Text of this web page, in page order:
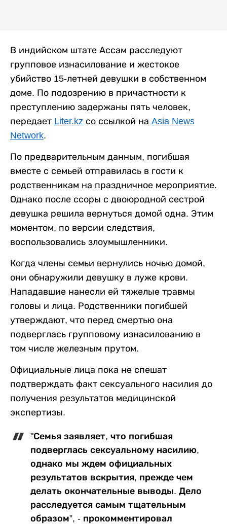
В индийском штате Ассам расследуют
групповое изнасилование и жестокое
убийство 15-летней девушки в собственном
доме. По подозрению в причастности к
преступлению задержаны пять человек,
передает Liter.kz со ссылкой на Asia News
Network.
По предварительным данным, погибшая
вместе с семьей отправилась в гости к
родственникам на праздничное мероприятие.
Однако после ссоры с двоюродной сестрой
девушка решила вернуться домой одна. Этим
моментом, по версии следствия,
воспользовались злоумышленники.
Когда члены семьи вернулись ночью домой,
они обнаружили девушку в луже крови.
Нападавшие нанесли ей тяжелые травмы
головы и лица. Родственники погибшей
утверждают, что перед смертью она
подверглась групповому изнасилованию в
том числе железным прутом.
Официальные лица пока не спешат
подтверждать факт сексуального насилия до
получения результатов медицинской
экспертизы.
"Семья заявляет, что погибшая
подверглась сексуальному насилию,
однако мы ждем официальных
результатов вскрытия, прежде чем
делать окончательные выводы. Дело
расследуется самым тщательным
образом”, - прокомментировал